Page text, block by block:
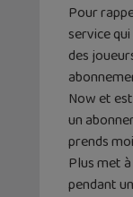
Pour
service
des
Now et
un
prends
Plus met
pendant